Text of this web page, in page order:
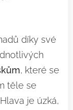
díky své
, které se
těle se
je úzká,